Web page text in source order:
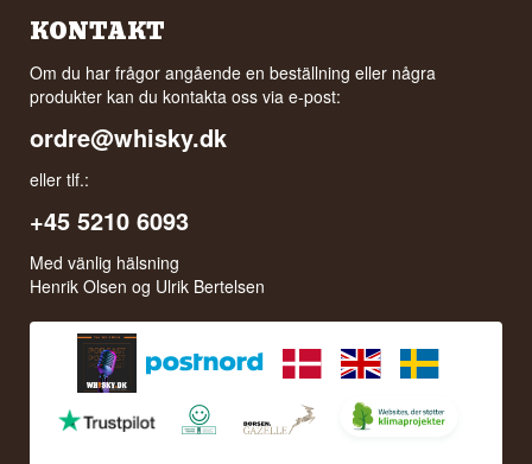
KONTAKT
Om du har frågor angående en beställning eller några
produkter kan du kontakta oss via e-post:
ordre@whisky.dk
eller tlf.:
+45 5210 6093
Med vänlig hälsning
Henrik Olsen og Ulrik Bertelsen